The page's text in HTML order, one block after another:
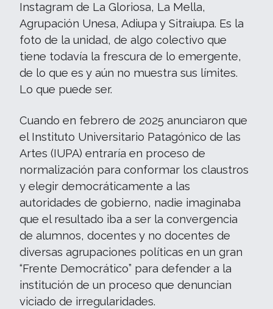
Instagram de La Gloriosa, La Mella,
Agrupación Unesa, Adiupa y Sitraiupa. Es la
foto de la unidad, de algo colectivo que
tiene todavía la frescura de lo emergente,
de lo que es y aún no muestra sus límites.
Lo que puede ser.
Cuando en febrero de 2025 anunciaron que
el Instituto Universitario Patagónico de las
Artes (IUPA) entraría en proceso de
normalización para conformar los claustros
y elegir democráticamente a las
autoridades de gobierno, nadie imaginaba
que el resultado iba a ser la convergencia
de alumnos, docentes y no docentes de
diversas agrupaciones políticas en un gran
“Frente Democrático” para defender a la
institución de un proceso que denuncian
viciado de irregularidades.